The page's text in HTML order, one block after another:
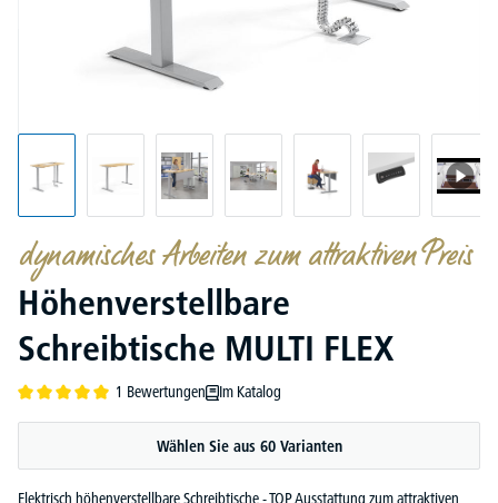
dynamisches Arbeiten zum attraktiven Preis
Höhenverstellbare
Schreibtische MULTI FLEX
1 Bewertungen Im Katalog
Wählen Sie aus 60 Varianten
Elektrisch höhenverstellbare Schreibtische - TOP Ausstattung zum attraktiven